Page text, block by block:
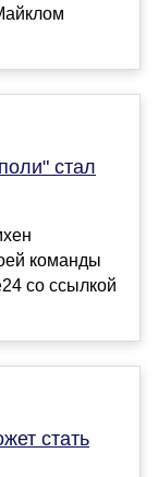
стал
команды
со ссылкой
стать